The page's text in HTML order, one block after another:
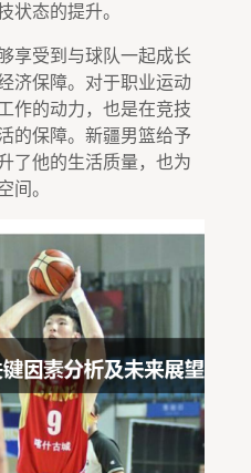
状态的提升。
享受到与球队一起成长
济保障。对于职业运动
作的动力，也是在竞技
的保障。新疆男篮给予
了他的生活质量，也为
间。